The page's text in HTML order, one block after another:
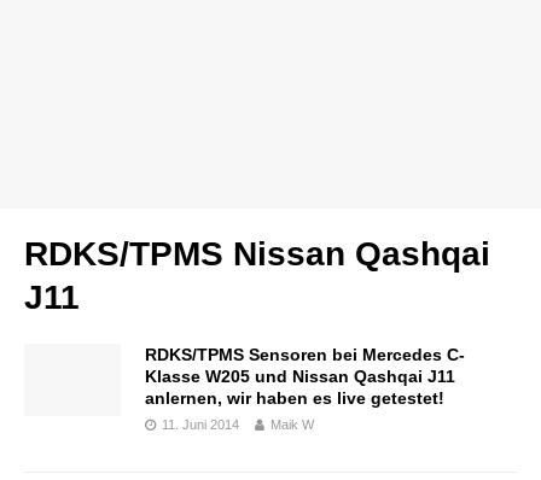
RDKS/TPMS Nissan Qashqai
J11
RDKS/TPMS Sensoren bei Mercedes C-
Klasse W205 und Nissan Qashqai J11
anlernen, wir haben es live getestet!
11. Juni 2014 Maik W